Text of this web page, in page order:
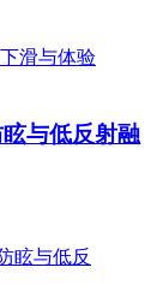
与低反射融